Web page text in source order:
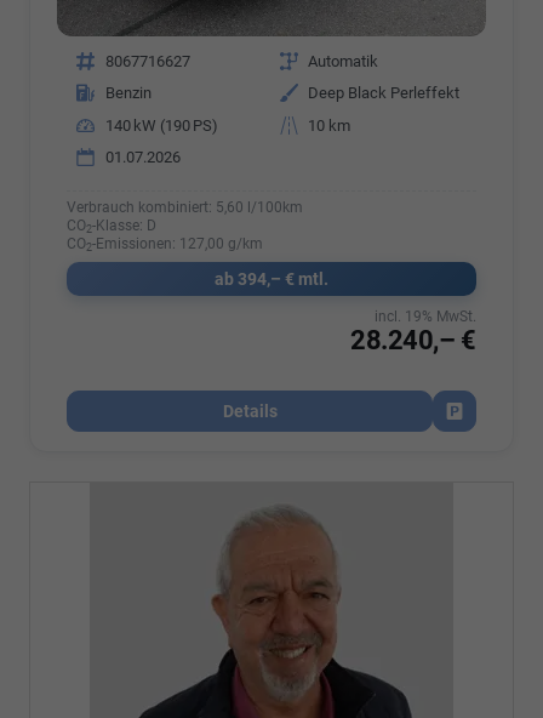
Fahrzeugnr. 8067716627 Getriebe Automatik
Kraftstoff
Benzin Außenfarbe
Deep Black Perleffekt
Leistung
140 kW (190 PS) Kilometerstand
10 km
01.07.2026
Verbrauch kombiniert: 5,60 l/100km
CO2-Klasse: D
CO2-Emissionen: 127,00 g/km
ab 394,– € mtl.
28.240,– €
incl. 19% MwSt.
Details
Fahrzeug